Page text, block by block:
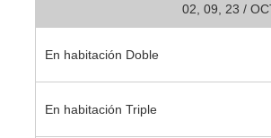
02, 09, 23 /
En habitación Doble
En habitación Triple